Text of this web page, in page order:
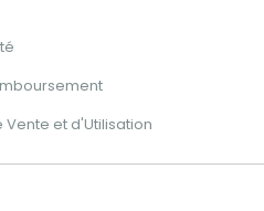
et d'Utilisation